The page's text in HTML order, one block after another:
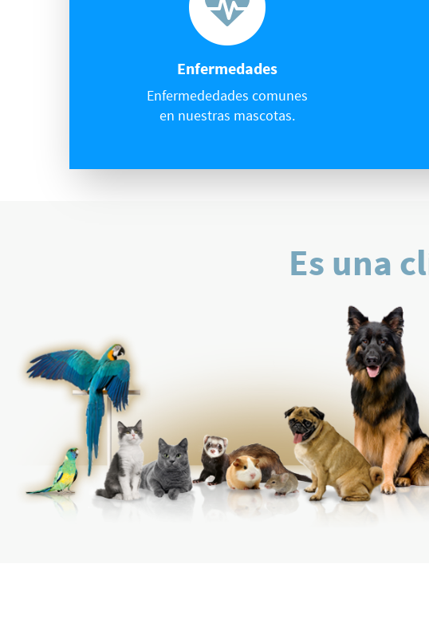
Enfermedades
Enfermededades comunes
en nuestras mascotas.
Es una